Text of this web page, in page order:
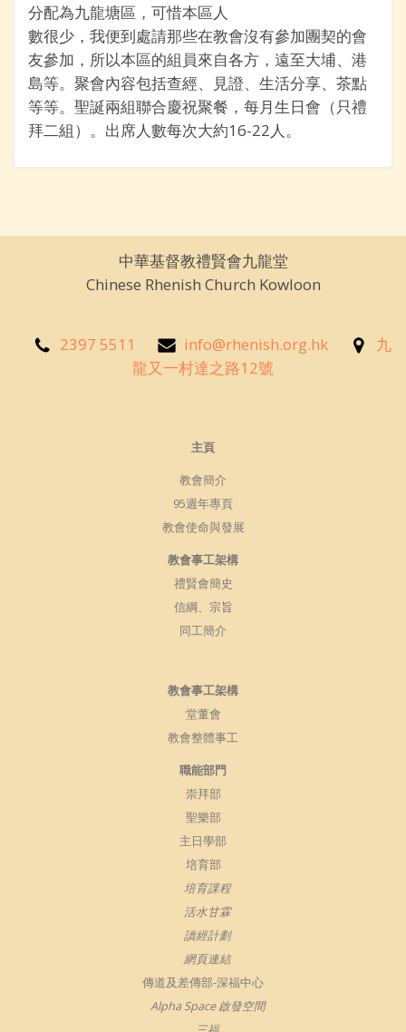
分配為九龍塘區，可惜本區人
數很少，我便到處請那些在教會沒有參加團契的會
友參加，所以本區的組員來自各方，遠至大埔、港
島等。聚會內容包括查經、見證、生活分享、茶點
等等。聖誕兩組聯合慶祝聚餐，每月生日會（只禮
拜二組）。出席人數每次大約16-22人。
中華基督教禮賢會九龍堂
Chinese Rhenish Church Kowloon
2397 5511 info@rhenish.org.hk
九
龍又一村達之路12號
主頁
教會簡介
95週年專頁
教會使命與發展
教會事工架構
禮賢會簡史
信綱、宗旨
同工簡介
教會事工架構
堂董會
教會整體事工
職能部門
崇拜部
聖樂部
主日學部
培育部
培育課程
活水甘霖
讀經計劃
網頁連結
傳道及差傳部-深福中心
Alpha Space 啟發空間